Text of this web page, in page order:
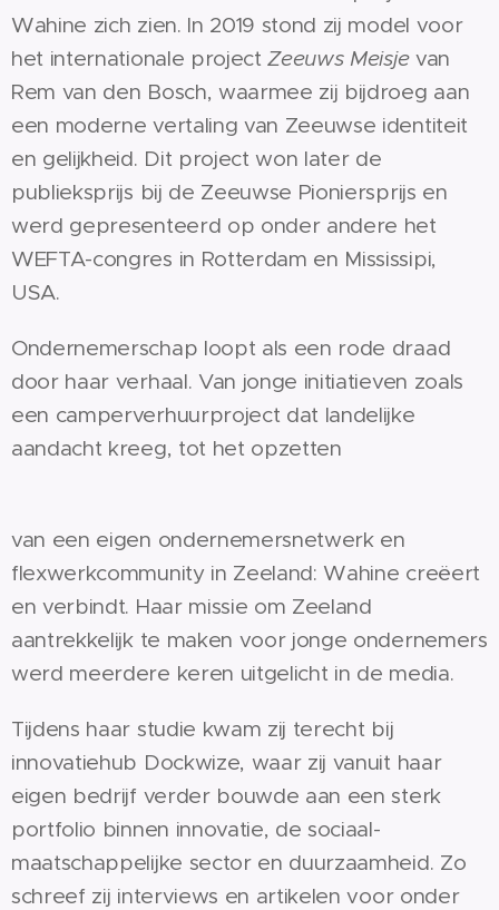
Wahine zich zien. In 2019 stond zij model voor
het internationale projectZeeuws Meisjevan
Rem van den Bosch, waarmee zij bijdroeg aan
een moderne vertaling van Zeeuwse identiteit
en gelijkheid. Dit project won later de
publieksprijs bij de Zeeuwse Pioniersprijs en
werd gepresenteerd op onder andere het
WEFTA-congres in Rotterdam en Mississipi,
USA.
Ondernemerschap loopt als een rode draad
door haar verhaal. Van jonge initiatieven zoals
een camperverhuurproject dat landelijke
aandacht kreeg, tot het opzetten
van een eigen ondernemersnetwerk en
flexwerkcommunity in Zeeland: Wahine creëert
en verbindt. Haar missie om Zeeland
aantrekkelijk te maken voor jonge ondernemers
werd meerdere keren uitgelicht in de media.
Tijdens haar studie kwam zij terecht bij
innovatiehub Dockwize, waar zij vanuit haar
eigen bedrijf verder bouwde aan een sterk
portfolio binnen innovatie, de sociaal-
maatschappelijke sector en duurzaamheid. Zo
schreef zij interviews en artikelen voor onder